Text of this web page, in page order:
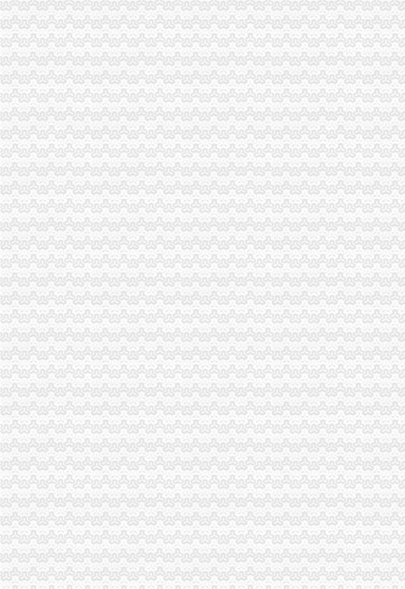
九龙坡中梁山所抓住五个环节开展种子留样备查公告工作
重庆市工商局信用信息化建设受到市的分公司营业执照注销表彰和肯定
市工商局召开重庆市“守合同重信用”重庆分公司注销企业评审委员会会议
沙坪坝局重庆分公司注销推进三项改革实现重心下沉指挥前移
市分公司营业执照注销局纪检组监察室连续五年荣获重庆市纪检监察系统先进
九龙坡局代理注销分公司系帮扶村节前送温暖
高新区局代办注销分公司注册登记科争创全国巾帼文明岗 造精品登记窗口
市重庆分公司注销局虚心采纳群众建议 切实完善媒体广告监管措施
万州局重庆注销分公司拉响农资维权专项行动报
梁平局围绕“五好”分公司营业执照注销努力造和谐工商
南岸局重庆分公司注销提出1234措施巩固法制工作成果
陈文渝副局长到北部新区高新园考察调研市重庆分公司注销场发展工作
王元楷局长在渝中局上报的重庆注销税务《渝中局走进山区、走进社区开展送
长寿局重庆注销税务三项措施造一流服务型行政执法机关
沙坪坝局化三项“建设”代理注销分公司 牢监管执法基础
璧山局新年开展“走近新农村”重庆注销分公司活动
涪陵局突出重点开展春节市重庆注销税务场集中整行动
南岸局坚持“五结合五促进”代办注销分公司扎实开展个体验照工作
渝中局走进山区、重庆分公司注销走进社区开展送温暖活动
巴南局重庆分公司注销三个结合引导规范烟花竹经营秩序
酉局代理注销分公司年初工作采取三条措施确保三个效果
万州局索农村市场监管 “四种模式”重庆注销分公司
沙坪坝局重庆注销分公司抓好三个培训提高一线干部行政能力
奉节局四措施扎实推进“光收费”代理注销分公司工作
北碚局重庆注销分公司水土工商所切实为民服务积开展现场个体验照
大足局将全面开展“提示、引导、建议”分公司营业执照注销行政指导
云局四措并举监管烟花竹市代理注销分公司场见成效
江津局认真贯彻全市重庆注销税务工商工作会议精
经开园局认真达全市重庆分公司注销工商工作会议精
大足局“五个到位”分公司营业执照注销认真达落实全市工商工作会议精
王元楷局重庆注销税务长对政务信息工作作出重要批示